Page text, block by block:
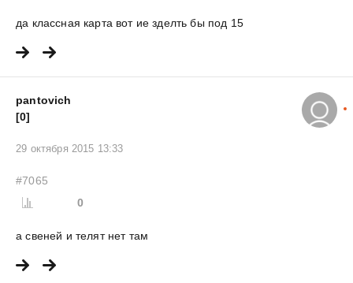
да классная карта вот ие зделть бы под 15
pantovich
[0]
29 октября 2015 13:33
#7065
0
а свеней и телят нет там